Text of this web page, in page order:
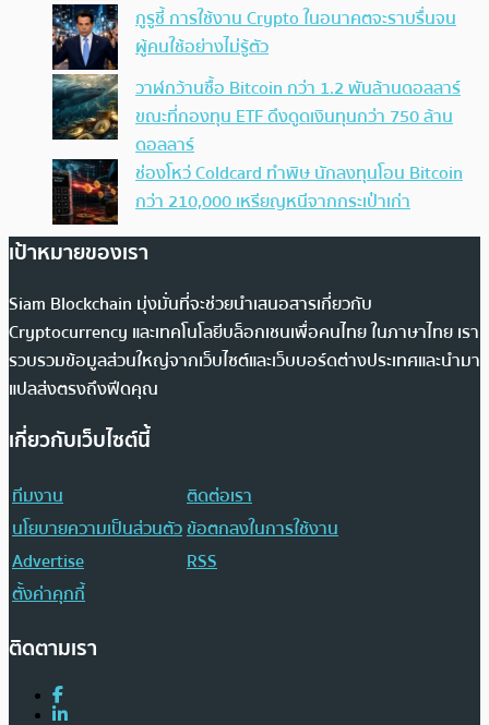
กูรูชี้ การใช้งาน Crypto ในอนาคตจะราบรื่นจน
ผู้คนใช้อย่างไม่รู้ตัว
วาฬกว้านซื้อ Bitcoin กว่า 1.2 พันล้านดอลลาร์
ขณะที่กองทุน ETF ดึงดูดเงินทุนกว่า 750 ล้าน
ดอลลาร์
ช่องโหว่ Coldcard ทำพิษ นักลงทุนโอน Bitcoin
กว่า 210,000 เหรียญหนีจากกระเป๋าเก่า
เป้าหมายของเรา
Siam Blockchain มุ่งมั่นที่จะช่วยนำเสนอสารเกี่ยวกับ
Cryptocurrency และเทคโนโลยีบล็อกเชนเพื่อคนไทย ในภาษาไทย เรา
รวบรวมข้อมูลส่วนใหญ่จากเว็บไซต์และเว็บบอร์ดต่างประเทศและนำมา
แปลส่งตรงถึงฟีดคุณ
เกี่ยวกับเว็บไซต์นี้
ทีมงาน
ติดต่อเรา
นโยบายความเป็นส่วนตัวข้อตกลงในการใช้งาน
Advertise
RSS
ตั้งค่าคุกกี้
ติดตามเรา